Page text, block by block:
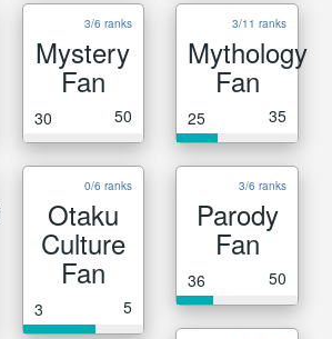
3/6 ranks
Mystery
Fan
30 50
3/11 ranks
Mythology
Fan
25 35
0/6 ranks
Otaku
Culture
Fan
3 5
3/6 ranks
Parody
Fan
36 50